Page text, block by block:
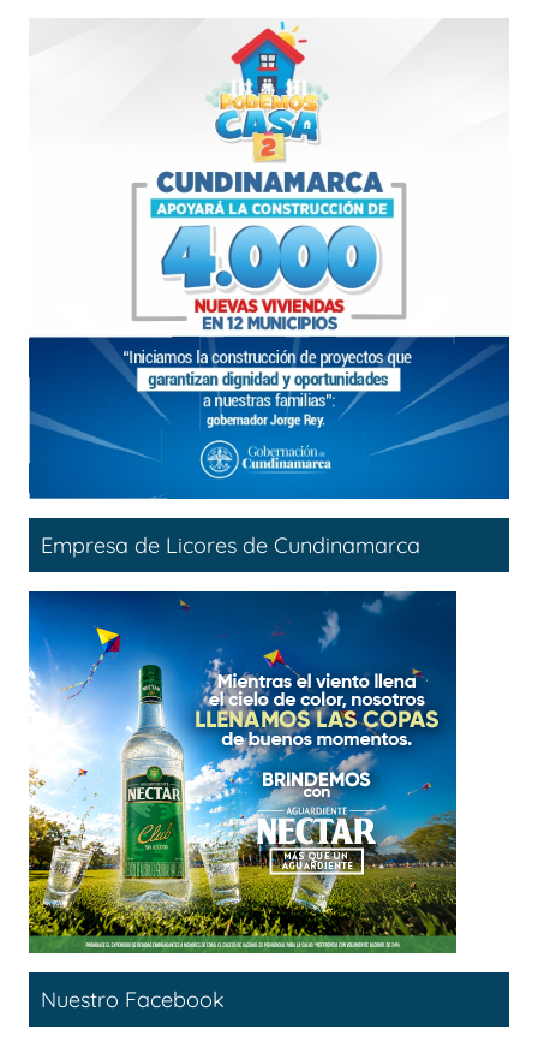
Empresa de Licores de Cundinamarca
Nuestro Facebook